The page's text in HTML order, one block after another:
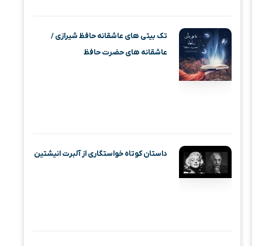
تک بیتی های عاشقانه حافظ شیرازی /
عاشقانه های حضرت حافظ
داستان کوتاه خواستگاری از آلبرت انیشتین